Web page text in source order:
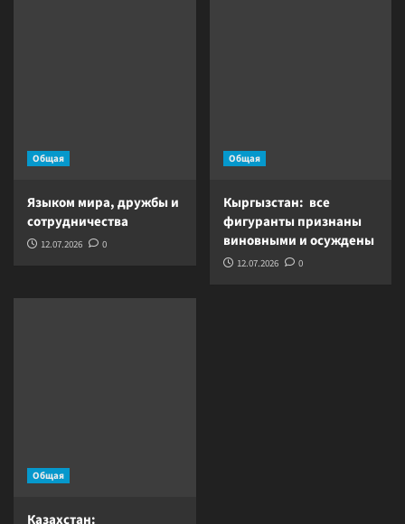
Общая
Языком мира, дружбы и
сотрудничества
12.07.2026 0
Общая
Кыргызстан: все
фигуранты признаны
виновными и осуждены
12.07.2026 0
Общая
Казахстан: